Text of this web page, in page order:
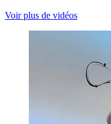
Voir plus de vidéos